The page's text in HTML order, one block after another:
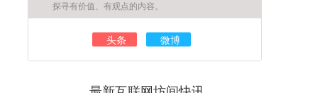
探寻有价值、有观点的内容。
头条 微博